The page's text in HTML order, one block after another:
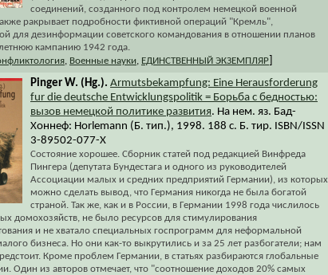
соединений, созданного под контролем немецкой военной
ракрывает подробности фиктивной операций "Кремль",
для дезинформации советского командования в отношении планов
кампанию 1942 года.
Военные науки ЕДИНСТВЕННЫЙ ЭКЗЕМПЛЯР
Pinger W. (Hg.). Armutsbekampfung: Eine Herausforderung
fur die deutsche Entwicklungspolitik = Борьба с бедностью:
вызов немецкой политике развития. На нем. яз. Бад-
Хоннеф: Horlemann (Б. тип.), 1998. 188 с. Б. тир. ISBN/ISSN
3-89502-077-Х
Состояние хорошее. Сборник статей под редакцией Винфреда
Пингера (депутата Бундестага и одного из руководителей
Ассоциации малых и средних предприятий Германии), из которых
можно сделать вывод, что Германия никогда не была богатой
страной. Так же, как и в России, в Германии 1998 года числилось
домохозяйств, не было ресурсов для стимулирования
и не хватало специальных госпрограмм для неформальной
бизнеса. Но они как-то выкрутились и за 25 лет разбогатели; нам
Кроме проблем Германии, в статьях разбираются глобальные
Один из авторов отмечает, что "соотношение доходов 20% самых